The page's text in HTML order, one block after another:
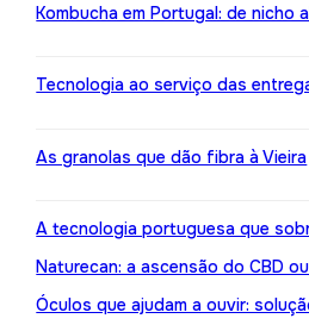
Kombucha em Portugal: de nicho
Tecnologia ao serviço das
As granolas que dão fibra à Vieira
A tecnologia portuguesa que
Naturecan: a ascensão do CBD
Óculos que ajudam a ouvir: